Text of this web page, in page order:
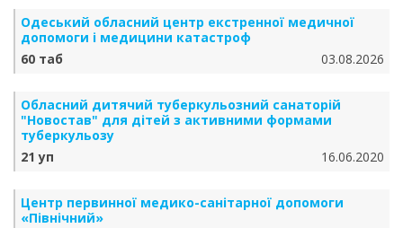
Одеський обласний центр екстренної медичної
допомоги і медицини катастроф
60 таб
03.08.2026
Обласний дитячий туберкульозний санаторій
"Новостав" для дітей з активними формами
туберкульозу
21 уп
16.06.2020
Центр первинної медико-санітарної допомоги
«Північний»